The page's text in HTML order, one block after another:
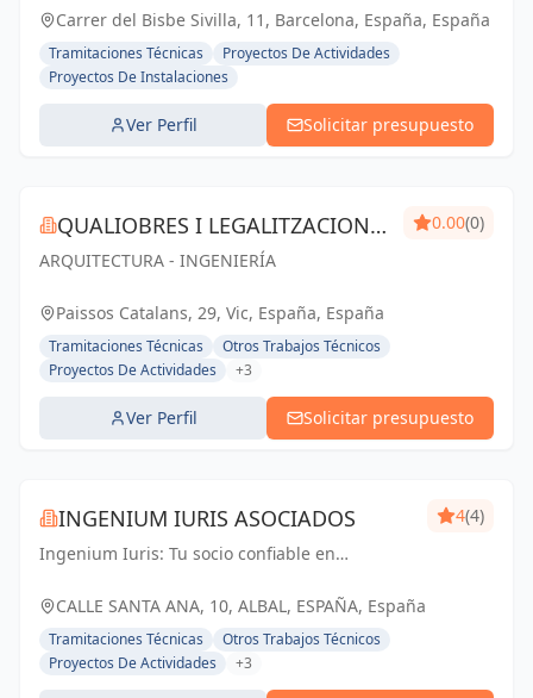
necesidades técnicas de nuestr@s clientes
conocimie...
Carrer del Bisbe Sivilla, 11, Barcelona, España, España
Tramitaciones Técnicas
Proyectos De Actividades
Proyectos De Instalaciones
Ver Perfil Solicitar presupuesto
QUALIOBRES I LEGALITZACIONS
SL
ARQUITECTURA - INGENIERÍA
0.00(0)
Paissos Catalans, 29, Vic, España, España
Tramitaciones Técnicas
Otros Trabajos Técnicos
Proyectos De Actividades
+3
Ver Perfil Solicitar presupuesto
INGENIUM IURIS ASOCIADOS
Ingenium Iuris: Tu socio confiable en
Soluciones profesionales para proyectos
4(4)
CALLE SANTA ANA, 10, ALBAL, ESPAÑA, España
Tramitaciones Técnicas
Otros Trabajos Técnicos
Proyectos De Actividades
+3